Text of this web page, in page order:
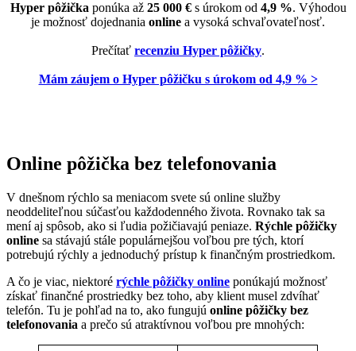
Hyper pôžička ponúka až 25 000 €s úrokom od 4,9 %. Výhodou
je možnosť dojednania online a vysoká schvaľovateľnosť.
Prečítať recenziu Hyper pôžičky.
Mám záujem o Hyper pôžičku s úrokom od 4,9 % >
Online pôžička bez telefonovania
V dnešnom rýchlo sa meniacom svete sú online služby
neoddeliteľnou súčasťou každodenného života. Rovnako tak sa
mení aj spôsob, ako si ľudia požičiavajú peniaze. Rýchle pôžičky
online sa stávajú stále populárnejšou voľbou pre tých, ktorí
potrebujú rýchly a jednoduchý prístup k finančným prostriedkom.
A čo je viac, niektoré rýchle pôžičky online ponúkajú možnosť
získať finančné prostriedky bez toho, aby klient musel zdvíhať
telefón. Tu je pohľad na to, ako fungujú online pôžičky bez
telefonovania a prečo sú atraktívnou voľbou pre mnohých: